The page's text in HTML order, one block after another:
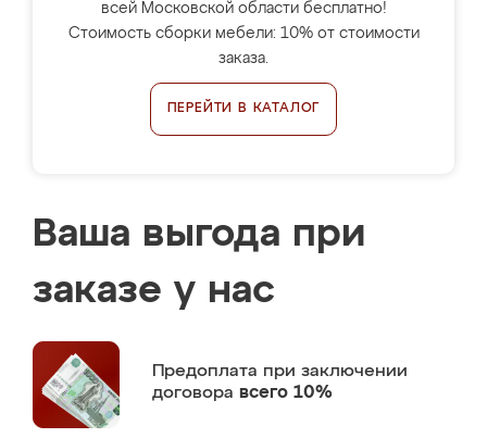
всей Московской области бесплатно!
Стоимость сборки мебели: 10% от стоимости
заказа.
ПЕРЕЙТИ В КАТАЛОГ
Ваша выгода при
заказе у нас
Предоплата при заключении
договора всего 10%